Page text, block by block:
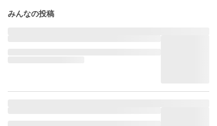
みんなの投稿